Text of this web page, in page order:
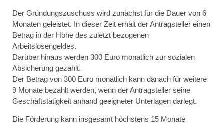
Der Gründungszuschuss wird zunächst für die Dauer von 6
Monaten geleistet. In dieser Zeit erhält der Antragsteller einen
Betrag in der Höhe des zuletzt bezogenen
Arbeitslosengeldes.
Darüber hinaus werden 300 Euro monatlich zur sozialen
Absicherung gezahlt.
Der Betrag von 300 Euro monatlich kann danach für weitere
9 Monate bezahlt werden, wenn der Antragsteller seine
Geschäftstätigkeit anhand geeigneter Unterlagen darlegt.
Die Förderung kann insgesamt höchstens 15 Monate